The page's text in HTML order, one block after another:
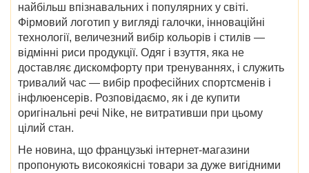
найбільш впізнавальних і популярних у світі.
Фірмовий логотип у вигляді галочки, інноваційні
технології, величезний вибір кольорів і стилів —
відмінні риси продукції. Одяг і взуття, яка не
доставляє дискомфорту при тренуваннях, і служить
тривалий час — вибір професійних спортсменів і
інфлюенсерів. Розповідаємо, як і де купити
оригінальні речі Nike, не витративши при цьому
цілий стан.
Не новина, що французькі інтернет-магазини
пропонують високоякісні товари за дуже вигідними